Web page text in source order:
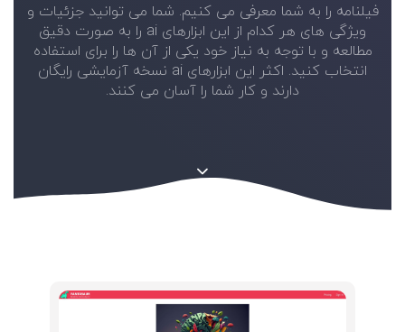
فیلنامه را به شما معرفی می کنیم. شما می توانید جزئیات و
ویژگی های هر کدام از این ابزارهای ai را به صورت دقیق
مطالعه و با توجه به نیاز خود یکی از آن ها را برای استفاده
انتخاب کنید. اکثر این ابزارهای ai نسخه آزمایشی رایگان
دارند و کار شما را آسان می کنند.